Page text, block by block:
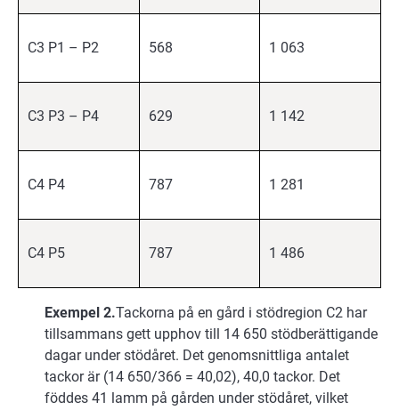
C3 P1 – P2 568 1 063
C3 P3 – P4 629 1 142
C4 P4 787 1 281
C4 P5 787 1 486
Ex­em­pel 2.Tackorna på en gård i stödregion C2 har
tillsammans gett upphov till 14 650 stödberättigande
dagar under stödåret. Det genomsnittliga antalet
tackor är (14 650/366 = 40,02), 40,0 tackor. Det
föddes 41 lamm på gården under stödåret, vilket